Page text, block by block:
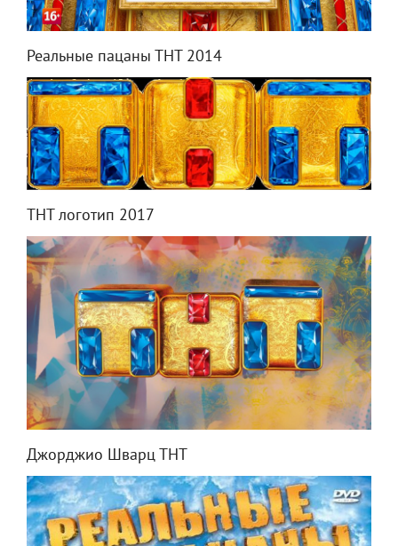
Реальные пацаны ТНТ 2014
ТНТ логотип 2017
Джорджио Шварц ТНТ